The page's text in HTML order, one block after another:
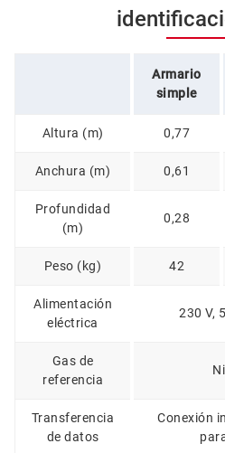
Armario
simple
Altura (m) 0,77
Anchura (m) 0,61
Profundidad
(m)
0,28
Peso (kg) 42
Alimentación
eléctrica
230 V,
Gas de
referencia
Transferencia
de datos
Conexión